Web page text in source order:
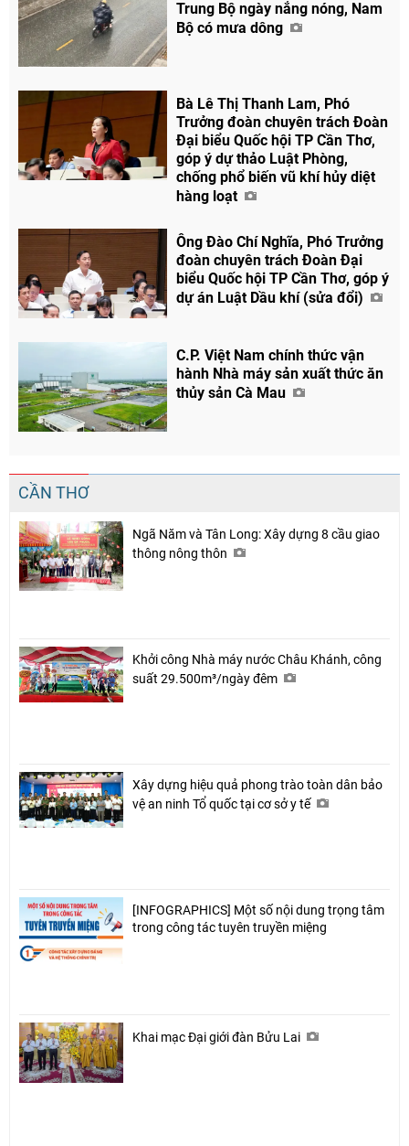
Facebook
Trung Bộ ngày nắng nóng, Nam
Bộ có mưa dông
Bà Lê Thị Thanh Lam, Phó
Trưởng đoàn chuyên trách Đoàn
Đại biểu Quốc hội TP Cần Thơ,
góp ý dự thảo Luật Phòng,
chống phổ biến vũ khí hủy diệt
hàng loạt
Ông Đào Chí Nghĩa, Phó Trưởng
đoàn chuyên trách Đoàn Đại
biểu Quốc hội TP Cần Thơ, góp ý
dự án Luật Dầu khí (sửa đổi)
C.P. Việt Nam chính thức vận
hành Nhà máy sản xuất thức ăn
thủy sản Cà Mau
CẦN THƠ
Ngã Năm và Tân Long: Xây dựng 8 cầu giao
thông nông thôn
Khởi công Nhà máy nước Châu Khánh, công
suất 29.500m³/ngày đêm
Xây dựng hiệu quả phong trào toàn dân bảo
vệ an ninh Tổ quốc tại cơ sở y tế
[INFOGRAPHICS] Một số nội dung trọng tâm
trong công tác tuyên truyền miệng
Khai mạc Đại giới đàn Bửu Lai